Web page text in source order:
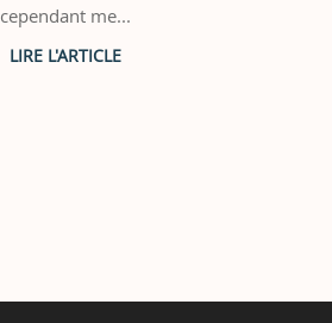
cependant me...